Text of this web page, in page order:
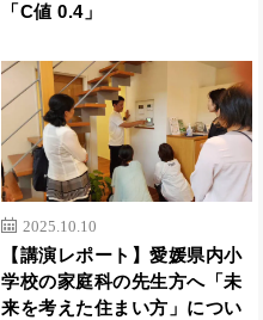
「C値 0.4」
2025.10.10
【講演レポート】愛媛県内小
学校の家庭科の先生方へ「未
来を考えた住まい方」につい